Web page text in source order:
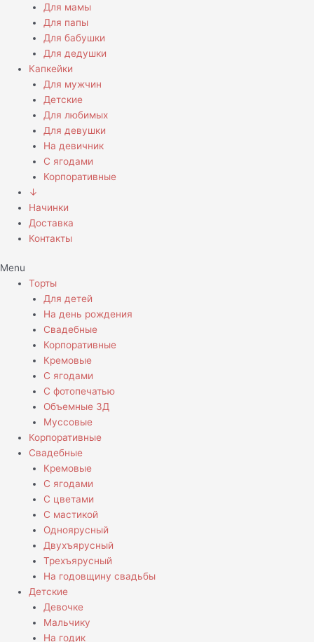
Для мамы
Для папы
Для бабушки
Для дедушки
Капкейки
Для мужчин
Детские
Для любимых
Для девушки
На девичник
С ягодами
Корпоративные
↓
Начинки
Доставка
Контакты
Menu
Торты
Для детей
На день рождения
Свадебные
Корпоративные
Кремовые
С ягодами
С фотопечатью
Объемные 3Д
Муссовые
Корпоративные
Свадебные
Кремовые
С ягодами
С цветами
С мастикой
Одноярусный
Двухъярусный
Трехъярусный
На годовщину свадьбы
Детские
Девочке
Мальчику
На годик